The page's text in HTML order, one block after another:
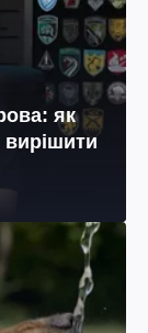
як
вирішити